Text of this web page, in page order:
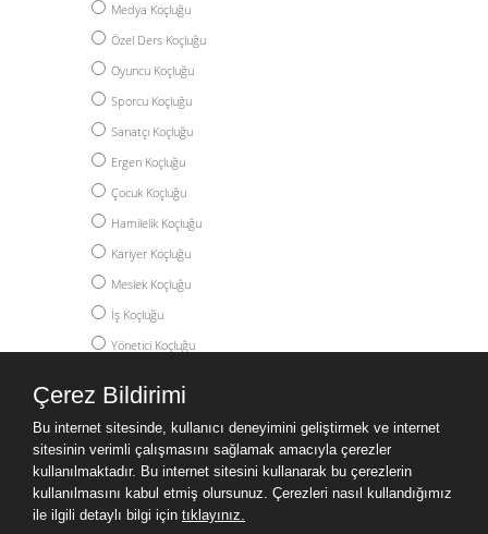
Medya Koçluğu
Özel Ders Koçluğu
Oyuncu Koçluğu
Sporcu Koçluğu
Sanatçı Koçluğu
Ergen Koçluğu
Çocuk Koçluğu
Hamilelik Koçluğu
Kariyer Koçluğu
Meslek Koçluğu
İş Koçluğu
Yönetici Koçluğu
Yüksek Lisans Koçluğu
Doktora Koçluğu
Post Doc Koçluğu
Yurtdışı Eğitim Koçluğu
Kişisel Gelişim Koçluğu
Çerez Bildirimi
Bu internet sitesinde, kullanıcı deneyimini geliştirmek ve internet
sitesinin verimli çalışmasını sağlamak amacıyla çerezler
kullanılmaktadır. Bu internet sitesini kullanarak bu çerezlerin
kullanılmasını kabul etmiş olursunuz. Çerezleri nasıl kullandığımız
ile ilgili detaylı bilgi için tıklayınız.